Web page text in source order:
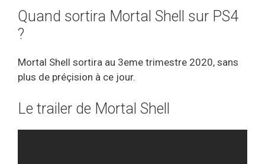
Quand sortira Mortal Shell sur PS4
?
Mortal Shell sortira au 3eme trimestre 2020, sans
plus de préçision à ce jour.
Le trailer de Mortal Shell